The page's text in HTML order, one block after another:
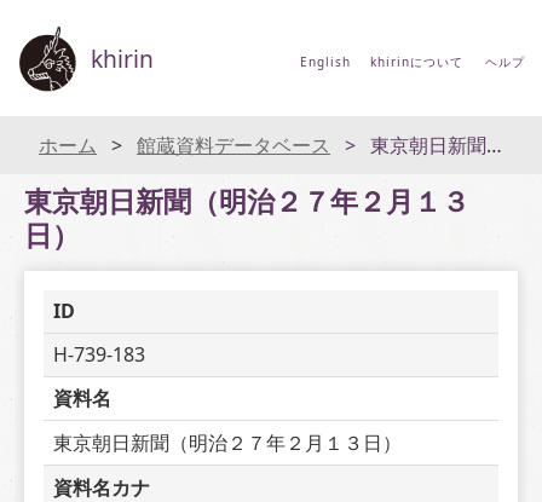
khirin English khirinについて ヘルプ
ホーム 館蔵資料データベース 東京朝日新聞（明治２７年２月１３日）
東京朝日新聞（明治２７年２月１３
日）
ID
H-739-183
資料名
東京朝日新聞（明治２７年２月１３日）
資料名カナ